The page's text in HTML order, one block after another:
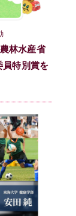
林水産省
員特別賞を